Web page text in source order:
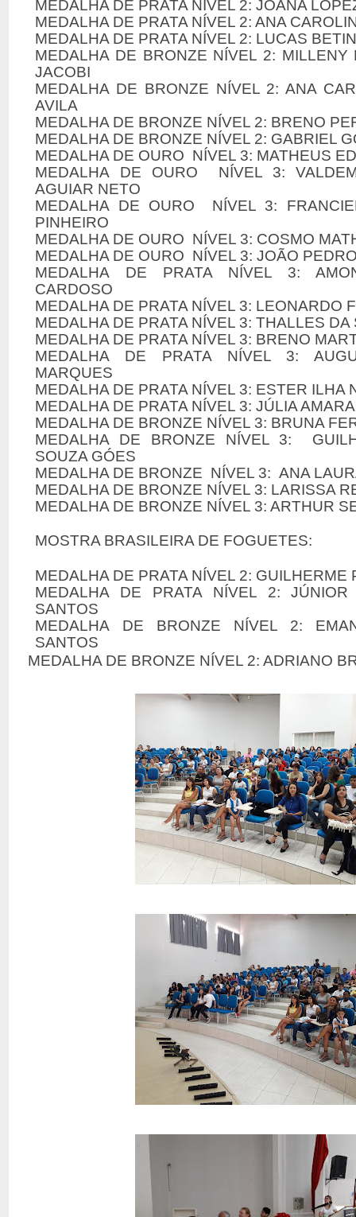
MEDALHA DE PRATA NÍVEL 2: JOANA
MEDALHA DE PRATA NÍVEL 2: ANA
MEDALHA DE PRATA NÍVEL 2: LUCAS
MEDALHA DE BRONZE NÍVEL 2: MILLENY
JACOBI
MEDALHA DE BRONZE NÍVEL 2: ANA
AVILA
MEDALHA DE BRONZE NÍVEL 2: BRENO
MEDALHA DE BRONZE NÍVEL 2: GABRIEL
MEDALHA DE OURO NÍVEL 3: MATHEUS
MEDALHA DE OURO NÍVEL 3:
AGUIAR NETO
MEDALHA DE OURO NÍVEL 3:
PINHEIRO
MEDALHA DE OURO NÍVEL 3: COSMO
MEDALHA DE OURO NÍVEL 3: JOÃO
MEDALHA DE PRATA NÍVEL 3:
CARDOSO
MEDALHA DE PRATA NÍVEL 3: LEONARDO
MEDALHA DE PRATA NÍVEL 3: THALLES DA
MEDALHA DE PRATA NÍVEL 3: BRENO
MEDALHA DE PRATA NÍVEL 3:
MARQUES
MEDALHA DE PRATA NÍVEL 3: ESTER ILHA
MEDALHA DE PRATA NÍVEL 3: JÚLIA
MEDALHA DE BRONZE NÍVEL 3: BRUNA
MEDALHA DE BRONZE NÍVEL 3:
SOUZA GÓES
MEDALHA DE BRONZE NÍVEL 3: ANA
MEDALHA DE BRONZE NÍVEL 3: LARISSA
MEDALHA DE BRONZE NÍVEL 3: ARTHUR
MOSTRA BRASILEIRA DE FOGUETES:
MEDALHA DE PRATA NÍVEL 2: GUILHERME
MEDALHA DE PRATA NÍVEL 2: JÚNIOR
SANTOS
MEDALHA DE BRONZE NÍVEL 2:
SANTOS
MEDALHA DE BRONZE NÍVEL 2: ADRIANO